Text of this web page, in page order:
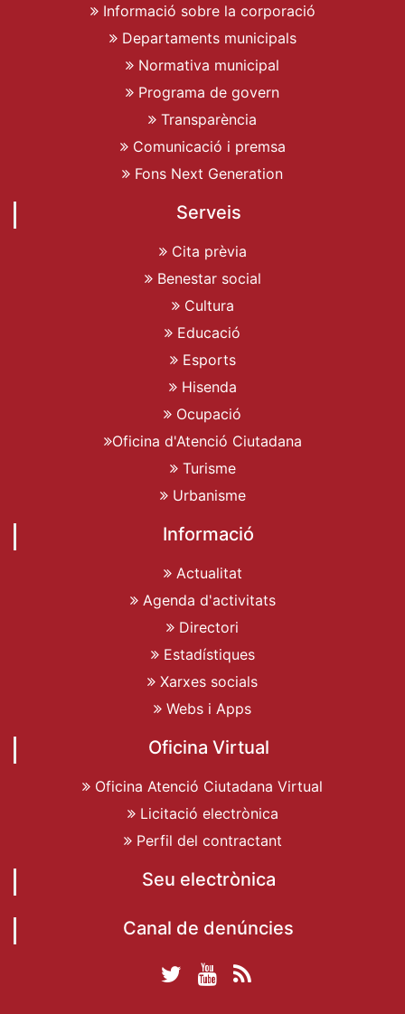
Informació sobre la corporació
Departaments municipals
Normativa municipal
Programa de govern
Transparència
Comunicació i premsa
Fons Next Generation
Serveis
Cita prèvia
Benestar social
Cultura
Educació
Esports
Hisenda
Ocupació
Oficina d'Atenció Ciutadana
Turisme
Urbanisme
Informació
Actualitat
Agenda d'activitats
Directori
Estadístiques
Xarxes socials
Webs i Apps
Oficina Virtual
Oficina Atenció Ciutadana Virtual
Licitació electrònica
Perfil del contractant
Seu electrònica
Canal de denúncies
Twitter Ajuntament